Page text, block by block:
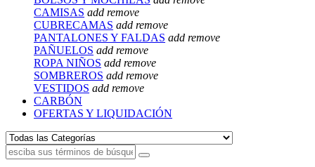
CAMISAS add remove
CUBRECAMAS add remove
PANTALONES Y FALDAS add remove
PAÑUELOS add remove
ROPA NIÑOS add remove
SOMBREROS add remove
VESTIDOS add remove
CARBÓN
OFERTAS Y LIQUIDACIÓN